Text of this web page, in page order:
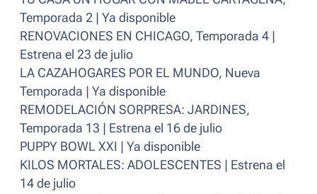
Temporada 2 | Ya disponible
RENOVACIONES EN CHICAGO, Temporada 4 |
Estrena el 23 de julio
LA CAZAHOGARES POR EL MUNDO, Nueva
Temporada | Ya disponible
REMODELACIÓN SORPRESA: JARDINES,
Temporada 13 | Estrena el 16 de julio
PUPPY BOWL XXI | Ya disponible
KILOS MORTALES: ADOLESCENTES | Estrena el
14 de julio